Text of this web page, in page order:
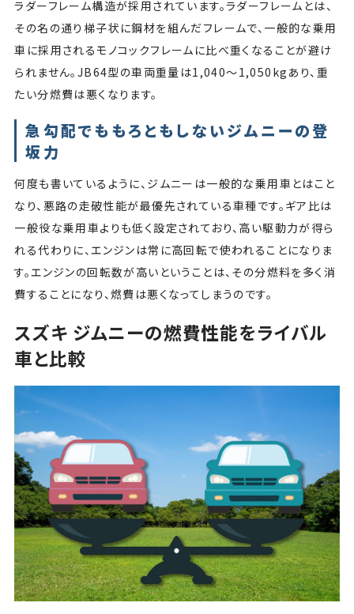
ラダーフレーム構造が採用されています。ラダーフレームとは、
その名の通り梯子状に鋼材を組んだフレームで、一般的な乗用
車に採用されるモノコックフレームに比べ重くなることが避け
られません。JB64型の車両重量は1,040〜1,050kgあり、重
たい分燃費は悪くなります。
急勾配でももろともしないジムニーの登
坂力
何度も書いているように、ジムニーは一般的な乗用車とはこと
なり、悪路の走破性能が最優先されている車種です。ギア比は
一般役な乗用車よりも低く設定されており、高い駆動力が得ら
れる代わりに、エンジンは常に高回転で使われることになりま
す。エンジンの回転数が高いということは、その分燃料を多く消
費することになり、燃費は悪くなってしまうのです。
スズキ ジムニーの燃費性能をライバル
車と比較